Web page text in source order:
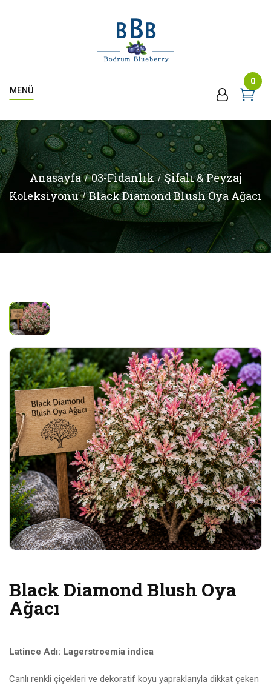
MENÜ
0
Anasayfa 03-Fidanlık
Şifalı & Peyzaj
Koleksiyonu
Black Diamond Blush Oya Ağacı
Black Diamond Blush Oya
Ağacı
Latince Adı: Lagerstroemia indica
Canlı renkli çiçekleri ve dekoratif koyu yapraklarıyla dikkat çeken